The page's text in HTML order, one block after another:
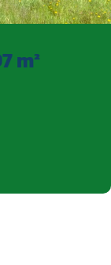
m²